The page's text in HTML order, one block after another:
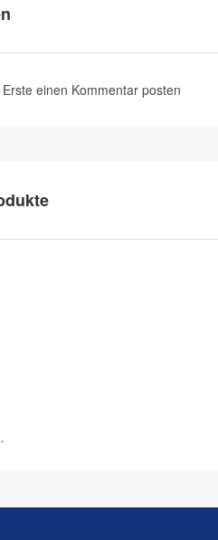
einen Kommentar posten